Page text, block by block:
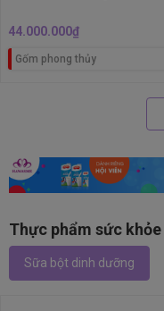
44.000.000₫
Gốm phong thủy
Thực phẩm sức khỏe
Sữa bột dinh dưỡng